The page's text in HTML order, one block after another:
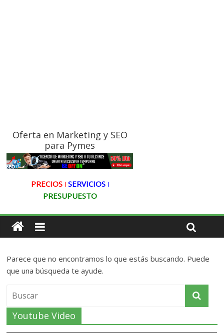
Oferta en Marketing y SEO
para Pymes
PRECIOS ǀ SERVICIOS ǀ
PRESUPUESTO
Parece que no encontramos lo que estás buscando. Puede
que una búsqueda te ayude.
Youtube Video